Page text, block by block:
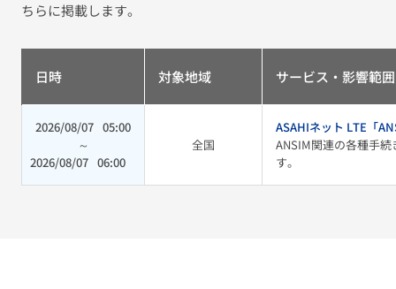
ちらに掲載します。
日時 対象地域 サービス・影響範囲
2026/08/07 05:00
～
2026/08/07 06:00
全国
ASAHIネット LTE「
ANSIM関連の各種手
す。